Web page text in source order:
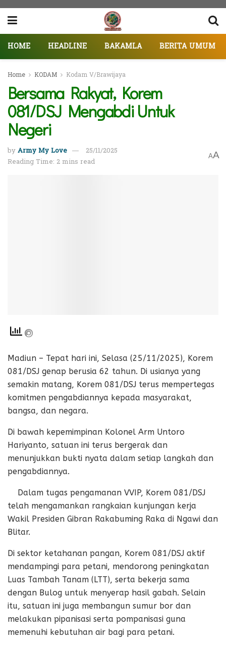
HOME HEADLINE BAKAMLA BERITA UMUM
Home KODAM Kodam V/Brawijaya
Bersama Rakyat, Korem
081/DSJ Mengabdi Untuk
Negeri
byArmy My Love
25/11/2025
Reading Time: 2 mins read
AA
Madiun – Tepat hari ini, Selasa (25/11/2025), Korem
081/DSJ genap berusia 62 tahun. Di usianya yang
semakin matang, Korem 081/DSJ terus mempertegas
komitmen pengabdiannya kepada masyarakat,
bangsa, dan negara.
Di bawah kepemimpinan Kolonel Arm Untoro
Hariyanto, satuan ini terus bergerak dan
menunjukkan bukti nyata dalam setiap langkah dan
pengabdiannya.
Dalam tugas pengamanan VVIP, Korem 081/DSJ
telah mengamankan rangkaian kunjungan kerja
Wakil Presiden Gibran Rakabuming Raka di Ngawi dan
Blitar.
Di sektor ketahanan pangan, Korem 081/DSJ aktif
mendampingi para petani, mendorong peningkatan
Luas Tambah Tanam (LTT), serta bekerja sama
dengan Bulog untuk menyerap hasil gabah. Selain
itu, satuan ini juga membangun sumur bor dan
melakukan pipanisasi serta pompanisasi guna
memenuhi kebutuhan air bagi para petani.